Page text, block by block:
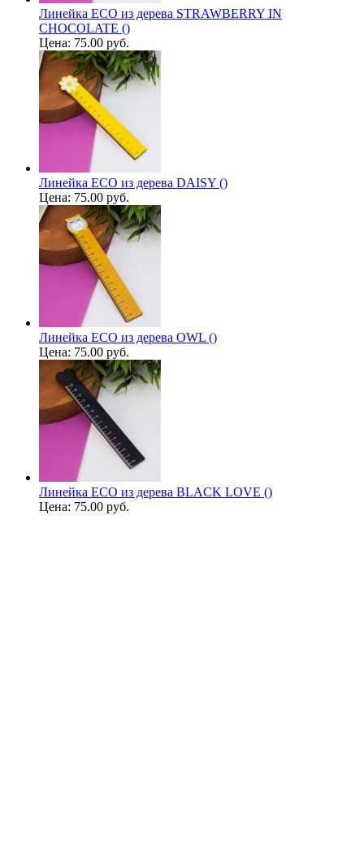
Линейка ECO из дерева STRAWBERRY IN
CHOCOLATE ()
Цена: 75.00 руб.
Линейка ECO из дерева DAISY ()
Цена: 75.00 руб.
Линейка ECO из дерева OWL ()
Цена: 75.00 руб.
Линейка ECO из дерева BLACK LOVE ()
Цена: 75.00 руб.